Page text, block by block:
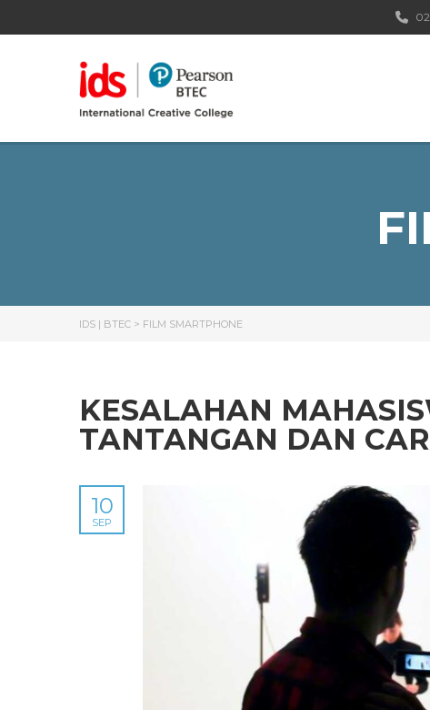
IDS | BTEC > FILM SMARTPHONE
KESALAHAN
TANTANGAN DAN
10
SEP